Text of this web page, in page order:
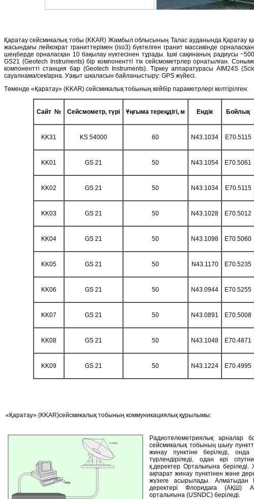
Қаратау сейсмикалық тобы (KKAR) Жамбыл облысының Талас ауданында Қаратау
жасындағы лейкократ граниттерімен (iso3) бүктелген гранит массивінде
шеңберде орналасқан 10 бақылау нүктесінен тұрады. Ішкі сақинаның радиусы
GS21 (Geotech Instruments) бір компонентті тік сейсмометрлер орнатылған.
компонентті станция бар (Geotech Instruments). Тіркеу аппаратурасы AIM24S
сауалнама/сек/арна. Уақыт шкаласын байланыстыру: GPS жүйесі.
Төменде «Қаратау» (KKAR) сейсмикалық тобының кейбір параметрлері келтірілген:
Сайт № Сейсмометр, түрі Ұңғыма тереңдігі, м Ендік Бойлық
KK31 KS 54000 60 N43.1034 E70.5115
KK01 GS 21 50 N43.1054 E70.5061
KK02 GS 21 50 N43.1034 E70.5115
KK03 GS 21 50 N43.1028 E70.5012
KK04 GS 21 50 N43.1098 E70.5060
KK05 GS 21 50 N43.1170 E70.5235
KK06 GS 21 50 N43.0944 E70.5255
KK07 GS 21 50 N43.0891 E70.5008
KK08 GS 21 50 N43.1048 E70.4871
KK09 GS 21 50 N43.1224 E70.4995
« Қаратау» (KKAR)сейсмикалық тобының коммуникациялық құрылымы:
Радиотелеметриялық
сейсмикалық тобының шығу
жинау пунктіне беріледі,
түрлендіріледі, одан әрі
қ.деректер Орталығына
ақпарат жинау пунктінен және
жүзеге асырылады. Алматыдан
деректері Флоридаға (АҚШ)
орталығына (USNDC) беріледі.